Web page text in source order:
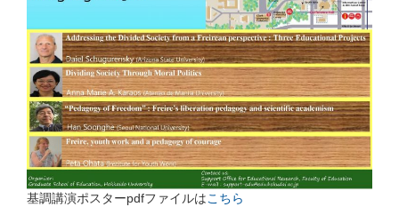
基調講演ポスターpdfファイルはこちら